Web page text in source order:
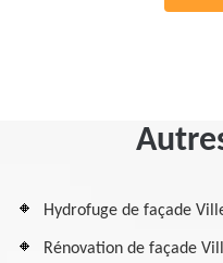
Hydrofuge de façade
Rénovation de façade